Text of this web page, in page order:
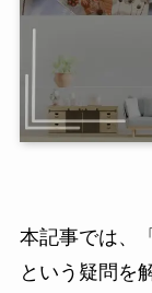
本記事では、
という疑問を